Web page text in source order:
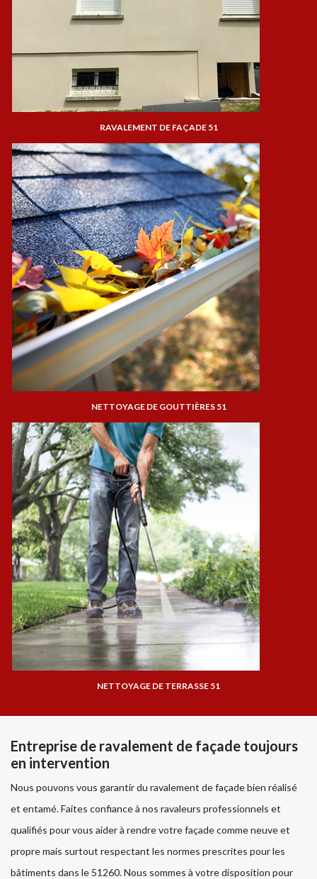
RAVALEMENT DE FAÇADE 51
NETTOYAGE DE GOUTTIÈRES 51
NETTOYAGE DE TERRASSE 51
Entreprise de ravalement de façade toujours
en intervention
Nous pouvons vous garantir du ravalement de façade bien réalisé
et entamé. Faites confiance à nos ravaleurs professionnels et
qualifiés pour vous aider à rendre votre façade comme neuve et
propre mais surtout respectant les normes prescrites pour les
bâtiments dans le 51260. Nous sommes à votre disposition pour